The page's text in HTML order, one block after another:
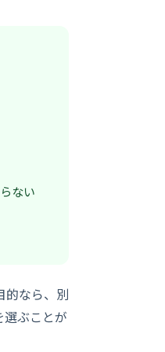
ない
的なら、別
選ぶことが